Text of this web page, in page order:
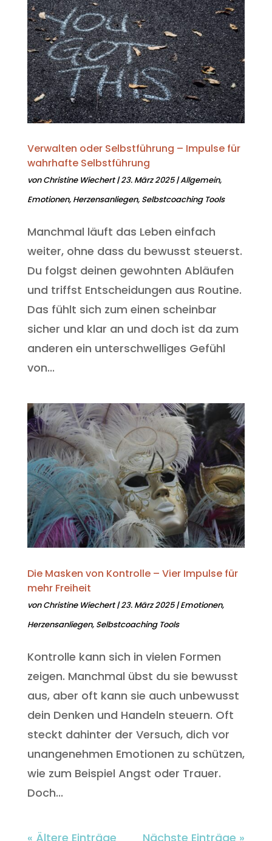
Verwalten oder Selbstführung – Impulse für
wahrhafte Selbstführung
vonChristine Wiechert|23. März 2025|Allgemein,
Emotionen, Herzensanliegen, Selbstcoaching Tools
Manchmal läuft das Leben einfach
weiter, ohne dass du bewusst steuerst.
Du folgst deinen gewohnten Abläufen
und triffst Entscheidungen aus Routine.
Das fühlt sich zum einen scheinbar
sicher und klar an und doch ist da zum
anderen ein unterschwelliges Gefühl
von...
Die Masken von Kontrolle – Vier Impulse für
mehr Freiheit
vonChristine Wiechert|23. März 2025|Emotionen,
Herzensanliegen, Selbstcoaching Tools
Kontrolle kann sich in vielen Formen
zeigen. Manchmal übst du sie bewusst
aus, aber oft kann sie auch unbewusst
dein Denken und Handeln steuern. Oft
steckt dahinter der Versuch, dich vor
unangenehmen Emotionen zu schützen,
wie zum Beispiel Angst oder Trauer.
Doch...
« Ältere Einträge
Nächste Einträge »